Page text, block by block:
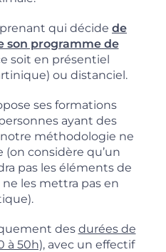
qui décide de
son programme de
soit en présentiel
ou distanciel.
ses formations
ayant des
notre méthodologie ne
considère qu’un
pas les éléments de
les mettra pas en
des durées de
à 50h), avec un effectif